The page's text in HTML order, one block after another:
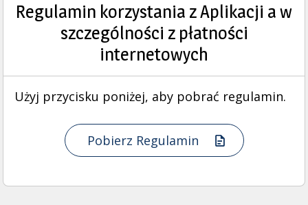
Regulamin korzystania z Aplikacji a w
szczególności z płatności
internetowych
Użyj przycisku poniżej, aby pobrać regulamin.
Pobierz Regulamin